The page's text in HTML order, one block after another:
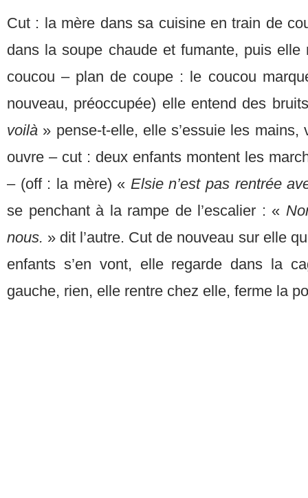
Cut : la mère dans sa cuisine en train de
dans la soupe chaude et fumante, puis elle
coucou – plan de coupe : le coucou
nouveau, préoccupée) elle entend des
voilà » pense-t-elle, elle s’essuie les
ouvre – cut : deux enfants montent les
– (off : la mère) « Elsie n’est pas rentrée
se penchant à la rampe de l’escalier : «
nous. » dit l’autre. Cut de nouveau sur elle
enfants s’en vont, elle regarde dans la
gauche, rien, elle rentre chez elle, ferme la